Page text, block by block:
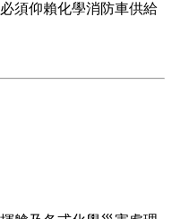
須仰賴化學消防車供給